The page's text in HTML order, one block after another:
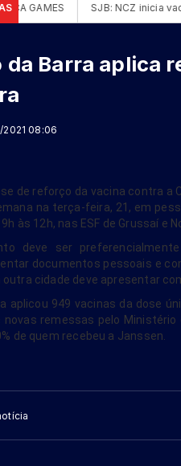
GAMES SJB: NCZ inicia
da Barra aplica
2021 08:06
de reforço da vacina contra a
na terça-feira, 21, em
às 12h, nas ESF de Grussaí e
deve ser
documentos pessoais e
cidade deve apresentar
aplicou 949 vacinas da dose
novas remessas pelo
de quem recebeu a Janssen.